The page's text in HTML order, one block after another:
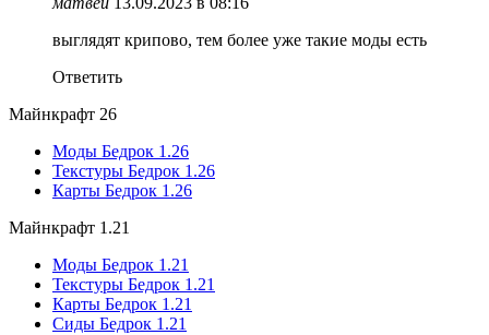
выглядят крипово, тем более уже такие моды есть
Ответить
Майнкрафт 26
Моды Бедрок 1.26
Текстуры Бедрок 1.26
Карты Бедрок 1.26
Майнкрафт 1.21
Моды Бедрок 1.21
Текстуры Бедрок 1.21
Карты Бедрок 1.21
Сиды Бедрок 1.21